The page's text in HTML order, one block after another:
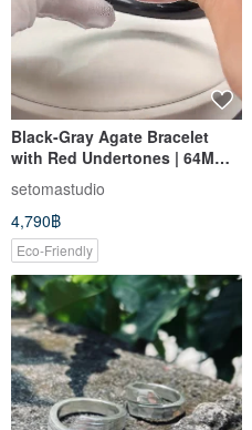
Black-Gray Agate Bracelet
with Red Undertones | 64MM |
Icy, Luminous Chalcedony
Bangle | Harmonizing,
Balancing, Healing
setomastudio
4,790฿
Eco-Friendly